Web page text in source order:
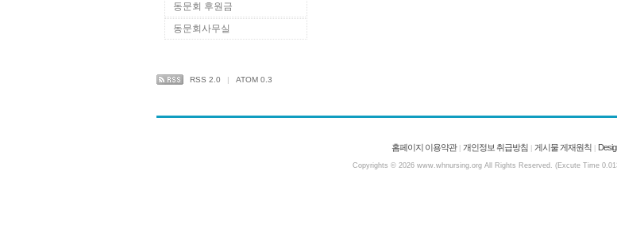
동문회 후원금
동문회사무실
RSS 2.0 | ATOM 0.3
홈페이지 이용약관 개인정보 취급방침 게시물 게재원칙
Copyrights © 2026 www.whnursing.org All Rights Reserved. (Excute Time